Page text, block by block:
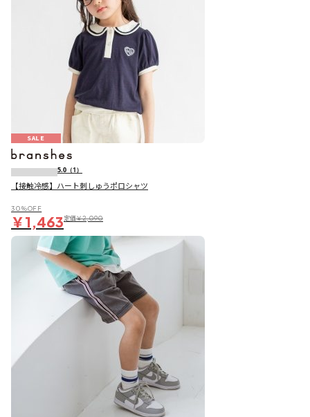
SALE
5.0 （1）
【接触冷感】ハート刺しゅうポロシャツ
30％OFF
￥1,463定価￥2,090